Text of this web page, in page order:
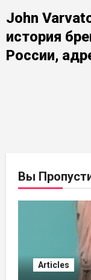
John
история
России,
Вы
Articles